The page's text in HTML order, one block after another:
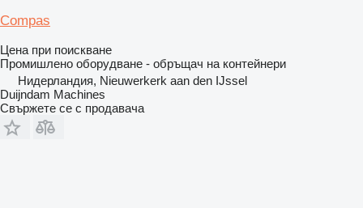
Compas
Цена при поискване
Промишлено оборудване - обръщач на контейнери
Нидерландия, Nieuwerkerk aan den IJssel
Duijndam Machines
Свържете се с продавача